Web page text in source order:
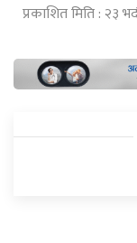
प्रकाशित मिति : २३